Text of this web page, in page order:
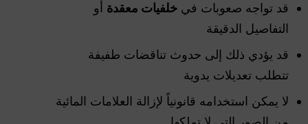
قد تواجه صعوبات فيخلفيات معقدة أو
التفاصيل الدقيقة
قد يؤدي ذلك إلى حدوث تناقضات طفيفة
تتطلب تعديلات يدوية
لا يمكن استخدامه قانونياً لإزالة العلامات المائية